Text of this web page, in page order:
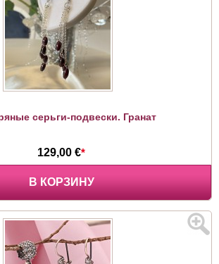
серьги-подвески. Гранат
129,00 €*
В КОРЗИНУ